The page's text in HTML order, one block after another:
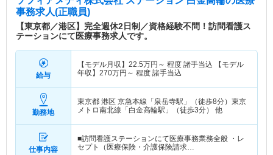
事務求人(正職員)
【東京都／港区】完全週休2日制／資格経験不問！訪問看護ス
テーションにて医療事務求人です。
給与
【モデル月収】 22.5万円～ 程度 諸手当込 【モデル
年収】 270万円～ 程度 諸手当込
勤務地
東京都 港区 京急本線「泉岳寺駅」（徒歩8分）東京
メトロ南北線「白金高輪駅」（徒歩3分） 他
仕事内容
■訪問看護ステーションにて医療事務業務全般 ・レ
セプト（医療保険・介護保険請求…